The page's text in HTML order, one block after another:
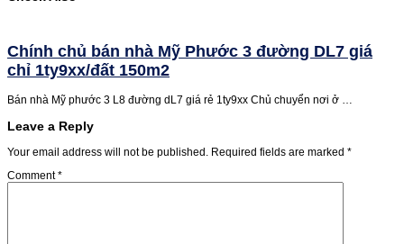
Chính chủ bán nhà Mỹ Phước 3 đường DL7 giá
chỉ 1ty9xx/đất 150m2
Bán nhà Mỹ phước 3 L8 đường dL7 giá rẻ 1ty9xx Chủ chuyển nơi ở …
Leave a Reply
Your email address will not be published. Required fields are marked *
Comment*